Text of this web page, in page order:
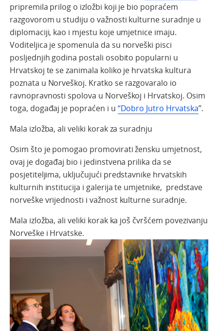
pripremila prilog o izložbi koji je bio popraćem
razgovorom u studiju o važnosti kulturne suradnje u
diplomaciji, kao i mjestu koje umjetnice imaju.
Voditeljica je spomenula da su norveški pisci
posljednjih godina postali osobito popularni u
Hrvatskoj te se zanimala koliko je hrvatska kultura
poznata u Norveškoj. Kratko se razgovaralo io
ravnopravnosti spolova u Norveškoj i Hrvatskoj. Osim
toga, događaj je popraćen i u “Dobro Jutro Hrvatska”.
Mala izložba, ali veliki korak za suradnju
Osim što je pomogao promovirati žensku umjetnost,
ovaj je događaj bio i jedinstvena prilika da se
posjetiteljima, uključujući predstavnike hrvatskih
kulturnih institucija i galerija te umjetnike, predstave
norveške vrijednosti i važnost kulturne suradnje.
Mala izložba, ali veliki korak ka još čvršćem povezivanju
Norveške i Hrvatske.